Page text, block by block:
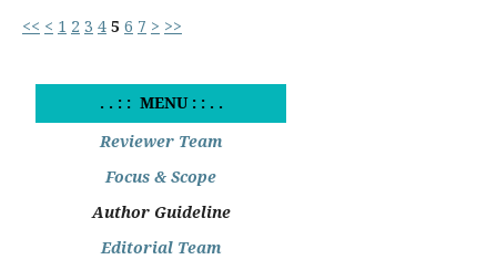
<< < 1 2 3 4 5 6 7 > >>
. . : : MENU : : . .
Reviewer Team
Focus & Scope
Author Guideline
Editorial Team